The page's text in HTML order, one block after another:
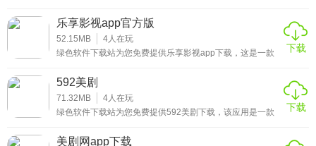
动于一体，为广大韩剧爱好者打造沉浸式的观剧体验。在这
里，用户可以轻松发现最新最热的韩剧资源，获取详细的剧
情介绍、演员信息以及幕后花絮，同时还能参与话题讨论，
与志同道合的剧迷分享观剧心得。
乐享影视app官方版
52.15MB 4人在玩
绿色软件下载站为您免费提供乐享影视app下载，这是一款
电视剧、综艺、动漫等多种类型的内容，满足不同用户的观
影喜好。无论是热门的院线大片、经典的电视剧集，还是时
下流行的综艺节目和动漫新作，用户都能在这里找到心仪的
作品。
下载
592美剧
71.32MB 4人在玩
绿色软件下载站为您免费提供592美剧下载，该应用是一款
捷、高效的美剧获取渠道。在当下丰富的影视内容中，越来
下载
美剧网app下载